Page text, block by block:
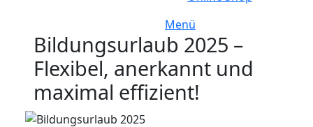
Menü
Bildungsurlaub 2025 –
Flexibel, anerkannt und
maximal effizient!